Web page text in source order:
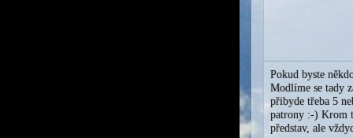
Pokud byste
Modlíme se tady
přibyde třeba 5
patrony :-) Krom
představ, ale